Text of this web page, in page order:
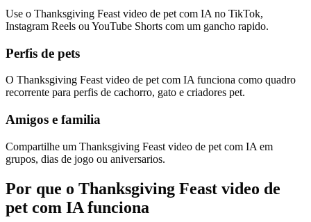
Use o Thanksgiving Feast video de pet com IA no TikTok,
Instagram Reels ou YouTube Shorts com um gancho rapido.
Perfis de pets
O Thanksgiving Feast video de pet com IA funciona como quadro
recorrente para perfis de cachorro, gato e criadores pet.
Amigos e familia
Compartilhe um Thanksgiving Feast video de pet com IA em
grupos, dias de jogo ou aniversarios.
Por que o Thanksgiving Feast video de
pet com IA funciona